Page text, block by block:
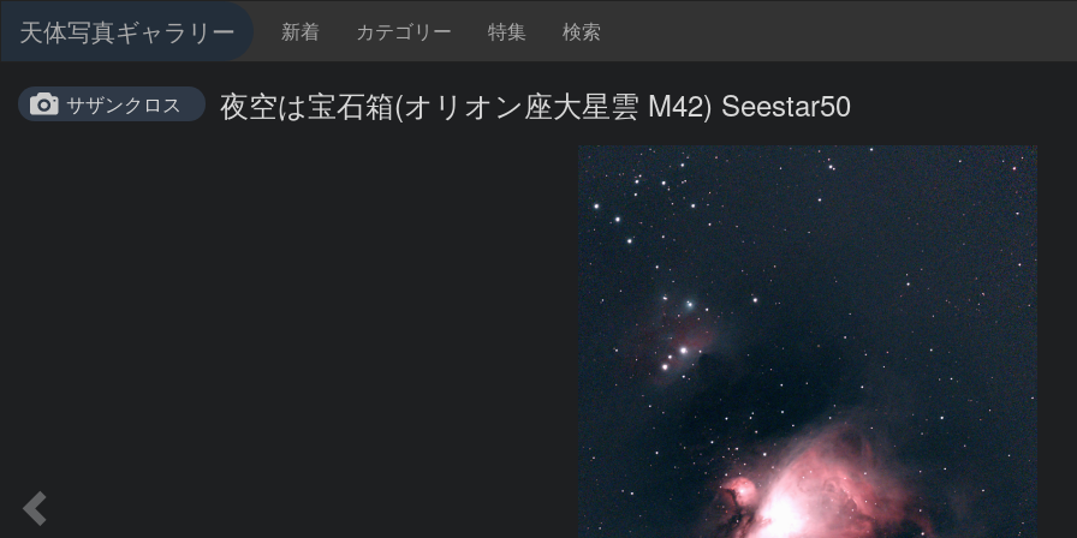
天体写真ギャラリー 新着 カテゴリー 特集 検索
サザンクロス 夜空は宝石箱(オリオン座大星雲 M42) Seestar50